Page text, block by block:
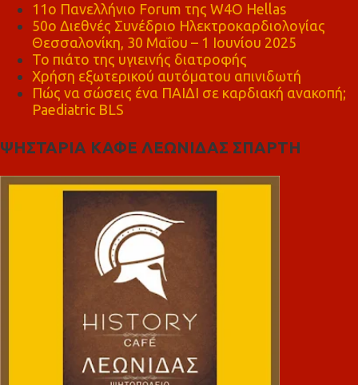
11ο Πανελλήνιο Forum της W4O Hellas
50ο Διεθνές Συνέδριο Ηλεκτροκαρδιολογίας
Θεσσαλονίκη, 30 Μαΐου – 1 Ιουνίου 2025
Το πιάτο της υγιεινής διατροφής
Χρήση εξωτερικού αυτόματου απινιδωτή
Πώς να σώσεις ένα ΠΑΙΔΙ σε καρδιακή ανακοπή;
Paediatric BLS
ΨΗΣΤΑΡΙΑ ΚΑΦΕ ΛΕΩΝΙΔΑΣ ΣΠΑΡΤΗ